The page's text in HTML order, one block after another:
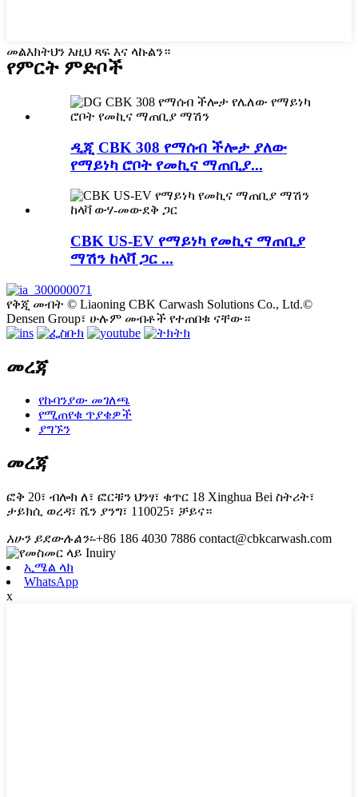
መልእክትህን እዚህ ጻፍ እና ላኩልን።
የምርት ምድቦች
ዲጂ CBK 308 የማሰብ ችሎታ ያለው
የማይነካ ሮቦት የመኪና ማጠቢያ...
CBK US-EV የማይነካ የመኪና ማጠቢያ
ማሽን ከላቫ ጋር ...
የቅጂ መብት © Liaoning CBK Carwash Solutions Co., Ltd.©
Densen Group፣ ሁሉም መብቶች የተጠበቁ ናቸው።
መረጃ
የኩባንያው መገለጫ
የሚጠየቁ ጥያቄዎች
ያግኙን
መረጃ
ፎቅ 20፣ ብሎክ ለ፣ ፎርቹን ህንፃ፣ ቁጥር 18 Xinghua Bei ስትሪት፣
ታይክሲ ወረዳ፣ ሼን ያንግ፣ 110025፣ ቻይና።
አሁን ይደውሉልን፡-+86 186 4030 7886 contact@cbkcarwash.com
ኢሜል ላክ
WhatsApp
x